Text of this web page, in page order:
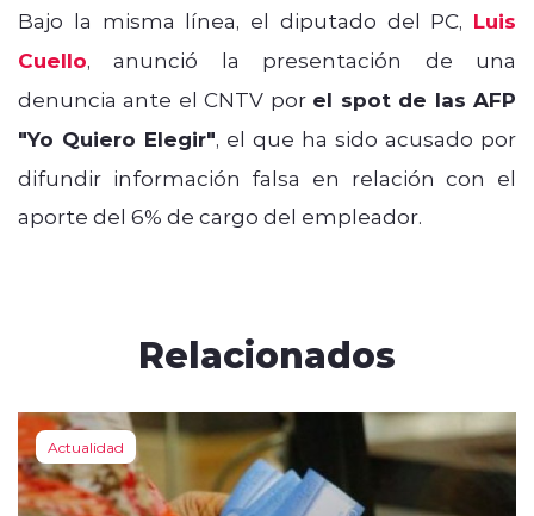
Bajo la misma línea, el diputado del PC, Luis
Cuello, anunció la presentación de una
denuncia ante el CNTV por el spot de las AFP
"Yo Quiero Elegir", el que ha sido acusado por
difundir información falsa en relación con el
aporte del 6% de cargo del empleador.
Relacionados
Actualidad